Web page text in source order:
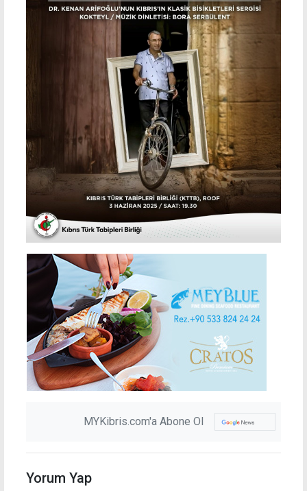
MYKibris.com'a Abone Ol
Yorum Yap